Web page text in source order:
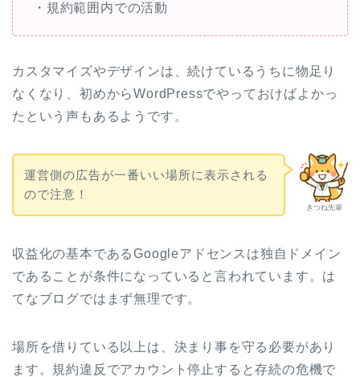
・規約範囲内での活動
カスタマイズやデザインは、続けているうちに物足り
なくなり、初めからWordPressでやっておけばよかっ
たという声もあるようです。
きつね先輩
運営側の広告が一番いい場所に表示される
ので注意！
収益化の基本であるGoogleアドセンスは独自ドメイン
であることが条件になっていると言われています。は
てなブログではまず無理です。
場所を借りている以上は、決まり事を守る必要があり
ます。規約違反でアカウント停止すると存続の危機で